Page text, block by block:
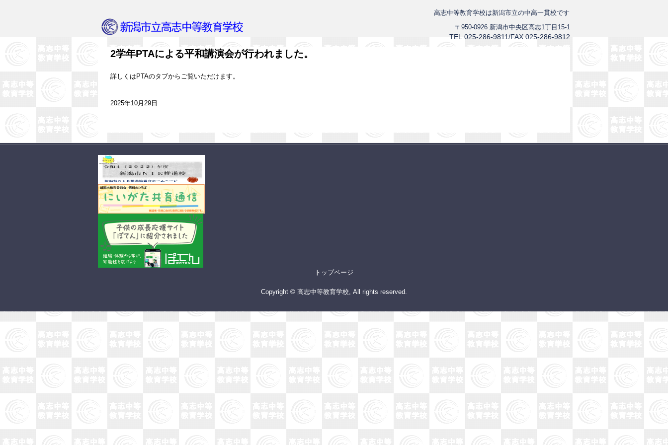
高志中等教育学校は新潟市立の中高一貫校です
〒950-0926 新潟市中央区高志1丁目15-1
TEL.025-286-9811/FAX.025-286-9812
2学年PTAによる平和講演会が行われました。
詳しくはPTAのタブからご覧いただけます。
2025年10月29日
トップページ
Copyright © 高志中等教育学校, All rights reserved.